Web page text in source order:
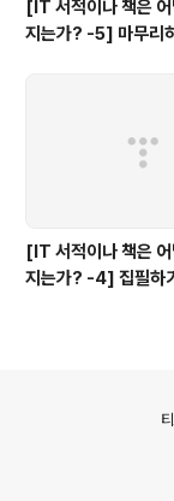
[IT 서적이나 책은
지는가? -5] 마무리
[IT 서적이나 책은
지는가? -4] 집필하기